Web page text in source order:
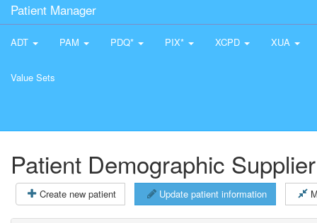
Patient Manager
ADT PAM PDQ* PIX* XCPD XUA
Value Sets
Patient Demographic Supplier
Create new patient Update patient information